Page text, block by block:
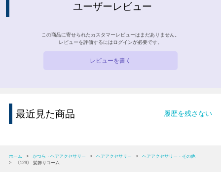
ユーザーレビュー
この商品に寄せられたカスタマーレビューはまだありません。
レビューを評価するには ログインが必要です。
レビューを書く
最近見た商品 履歴を残さない
ホーム > かつら・ヘアアクセサリー > ヘアアクセサリー >
ヘアアクセサリー・その他
>
《129》 髪飾りコーム